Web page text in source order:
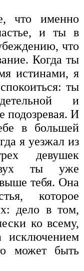
что именно
и ты в
что
Когда ты
истинами, я
ты
и
подозревая. И
в большей
я уезжал из
девушек
ты уже
тебя. Она
которое
дело в том,
ко всему,
исключением
может быть